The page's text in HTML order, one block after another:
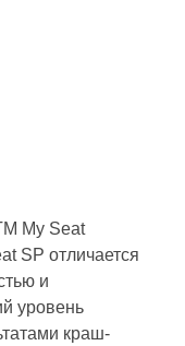
My Seat
SP отличается
и
уровень
краш-